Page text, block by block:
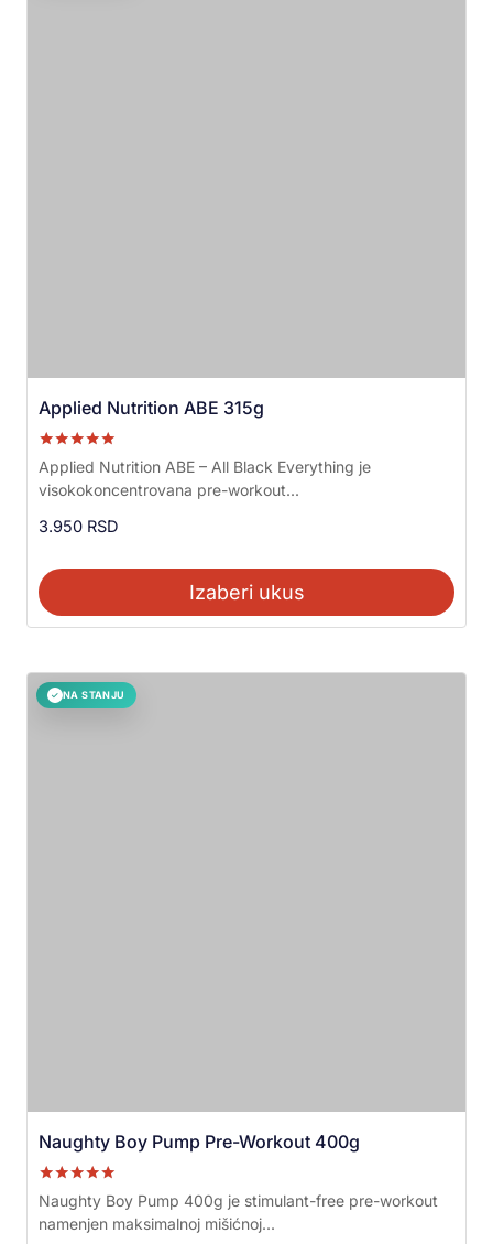
Applied Nutrition ABE 315g
Ocenjeno sa
5.00
od 5
Applied Nutrition ABE – All Black Everything je
visokokoncentrovana pre-workout...
3.950 RSD
Izaberi ukus
✓ NA STANJU
Naughty Boy Pump Pre-Workout 400g
Ocenjeno sa
5.00
od 5
Naughty Boy Pump 400g je stimulant-free pre-workout
namenjen maksimalnoj mišićnoj...